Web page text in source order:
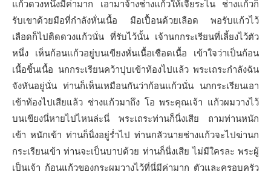
แก้วดวงหนึ่งมีค่ามาก เอามาจ้างช่างแก้วให้เจียระไน ช่างแก้วก็
รับเขาด้วยมือที่กำลังหั่นเนื้อ มือเปื้อนด้วยเลือด พอรับแก้วไว้
เลือดก็ไปติดดวงแก้วนั่น ที่รับไว้นั้น เจ้านกกระเรียนที่เลี้ยงไว้ตัว
หนึ่ง เห็นก้อนแก้วอยู่บนเขียงหั่นเนื้อเชือดเนื้อ เข้าใจว่าเป็นก้อน
เนื้อชิ้นเนื้อ นกกระเรียนคว้าปุบเข้าท้องไปแล้ว พระเถระกำลังฉัน
จังหันอยู่นั่น ท่านก็เห็นเหมือนกันว่าก้อนแก้วนั่น นกกระเรียนเอา
เข้าท้องไปเสียแล้ว ช่างแก้วมาถึง โอ พระคุณเจ้า แก้วผมวางไว้
บนเขียงนี่หายไปไหนล่ะนี่ พระเถระท่านก็นิ่งเสีย ถามท่านหนัก
เข้า หนักเข้า ท่านก็นิ่งอยู่ร่ำไป ท่านกลัวนายช่างแก้วจะไปฆ่านก
กระเรียนเข้า ท่านจะเป็นบาปด้วย ท่านก็นิ่งเสีย ไม่มีใครละ พระผู้
เป็นเจ้า ก้อนแก้วของกระผมวางไว้ที่นี่มีค่ามาก ตัวและครอบครัว